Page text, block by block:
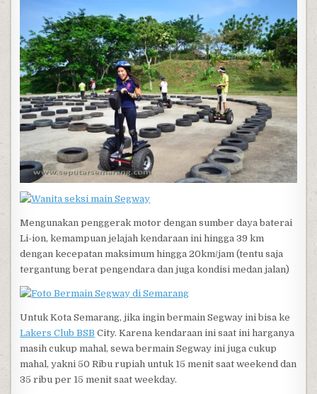
Mengunakan penggerak motor dengan sumber daya baterai
Li-ion, kemampuan jelajah kendaraan ini hingga 39 km
dengan kecepatan maksimum hingga 20km/jam (tentu saja
tergantung berat pengendara dan juga kondisi medan jalan)
Untuk Kota Semarang, jika ingin bermain Segway ini bisa ke
Lakers Club BSB City. Karena kendaraan ini saat ini harganya
masih cukup mahal, sewa bermain Segway ini juga cukup
mahal, yakni 50 Ribu rupiah untuk 15 menit saat weekend dan
35 ribu per 15 menit saat weekday.